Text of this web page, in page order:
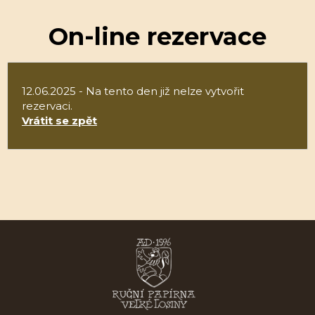
On-line rezervace
12.06.2025 - Na tento den již nelze vytvořit
rezervaci.
Vrátit se zpět